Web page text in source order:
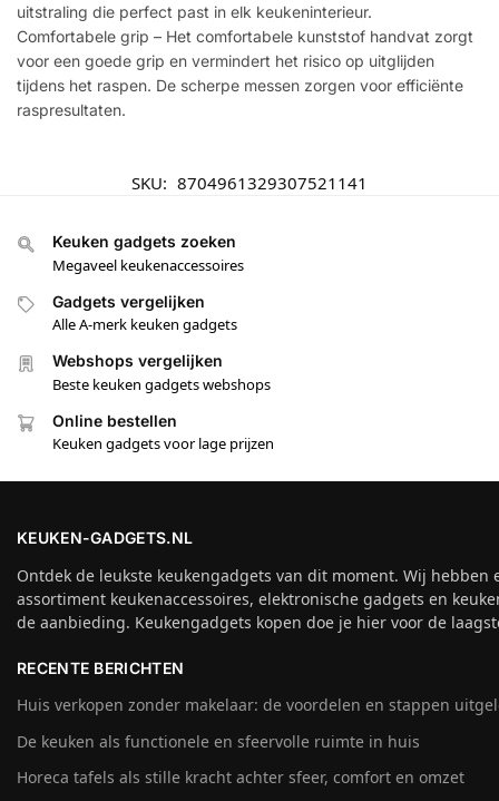
uitstraling die perfect past in elk keukeninterieur.
Comfortabele grip – Het comfortabele kunststof handvat zorgt
voor een goede grip en vermindert het risico op uitglijden
tijdens het raspen. De scherpe messen zorgen voor efficiënte
raspresultaten.
SKU: 8704961329307521141
Keuken gadgets zoeken
Megaveel keukenaccessoires
Gadgets vergelijken
Alle A-merk keuken gadgets
Webshops vergelijken
Beste keuken gadgets webshops
Online bestellen
Keuken gadgets voor lage prijzen
KEUKEN-GADGETS.NL
Ontdek de leukste keukengadgets van dit moment. Wij hebben
assortiment keukenaccessoires, elektronische gadgets en
de aanbieding. Keukengadgets kopen doe je hier voor de
RECENTE BERICHTEN
Huis verkopen zonder makelaar: de voordelen en stappen
De keuken als functionele en sfeervolle ruimte in huis
Horeca tafels als stille kracht achter sfeer, comfort en omzet